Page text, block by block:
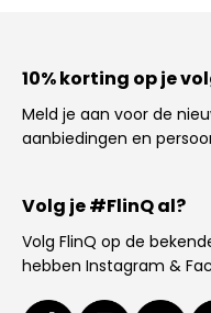
10% korting op je
Meld je aan voor de
aanbiedingen en
Volg je #FlinQ al?
Volg FlinQ op de
hebben Instagram &